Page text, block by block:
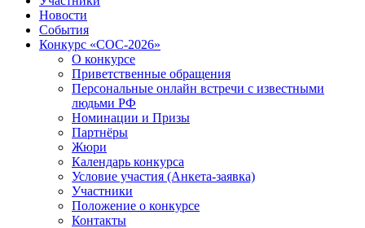
Новости
События
Конкурс «СОС-2026»
О конкурсе
Приветственные обращения
Персональные онлайн встречи с известными
людьми РФ
Номинации и Призы
Партнёры
Жюри
Календарь конкурса
Условие участия (Анкета-заявка)
Участники
Положение о конкурсе
Контакты